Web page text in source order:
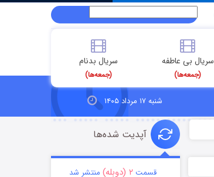
سریال بی عاطفه
(جمعه‌ها)
سریال بدنام
(جمعه‌ها)
شنبه ۱۷ مرداد ۱۴۰۵
آپدیت شده‌ها
قسمت ۲ (دوبله) منتشر شد